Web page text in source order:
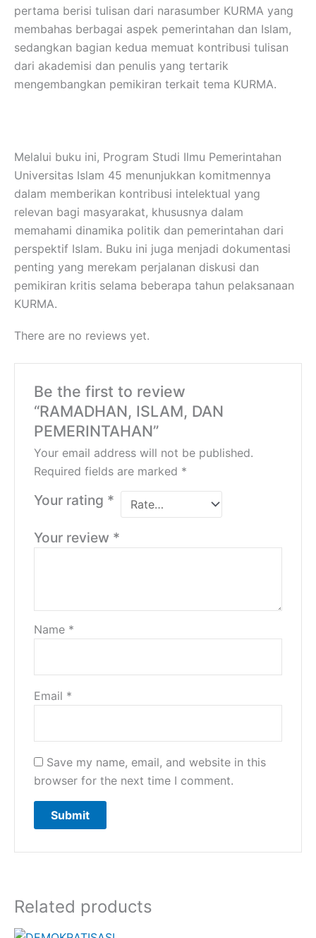
pertama berisi tulisan dari narasumber KURMA yang
membahas berbagai aspek pemerintahan dan Islam,
sedangkan bagian kedua memuat kontribusi tulisan
dari akademisi dan penulis yang tertarik
mengembangkan pemikiran terkait tema KURMA.
Melalui buku ini, Program Studi Ilmu Pemerintahan
Universitas Islam 45 menunjukkan komitmennya
dalam memberikan kontribusi intelektual yang
relevan bagi masyarakat, khususnya dalam
memahami dinamika politik dan pemerintahan dari
perspektif Islam. Buku ini juga menjadi dokumentasi
penting yang merekam perjalanan diskusi dan
pemikiran kritis selama beberapa tahun pelaksanaan
KURMA.
There are no reviews yet.
Be the first to review
“RAMADHAN, ISLAM, DAN
PEMERINTAHAN”
Your email address will not be published.
Required fields are marked *
Your rating *
Your review *
Name *
Email *
Save my name, email, and website in this
browser for the next time I comment.
Related products